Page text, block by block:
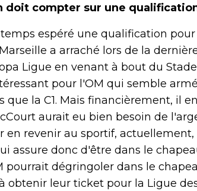
doit compter sur une
espéré une qualification
a arraché lors de la
Ligue en venant à bout du
pour l'OM qui semble
que la C1. Mais financièrement, il
aurait eu bien besoin de
en revenir au sportif,
assure donc d'être dans le
pourrait dégringoler dans le
obtenir leur ticket pour la Ligue